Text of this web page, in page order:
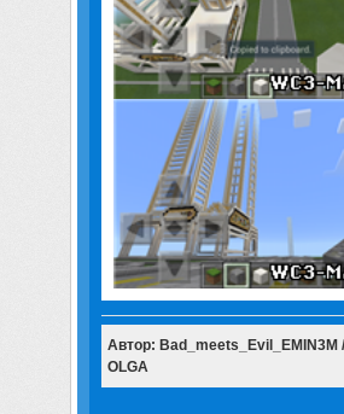
Автор: Bad_meets_Evil_EMIN3M
OLGA